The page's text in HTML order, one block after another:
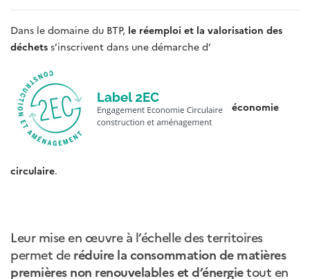
Dans le domaine du BTP, le réemploi et la valorisation des
déchets s’inscrivent dans une démarche d’
économie
circulaire.
Leur mise en œuvre à l’échelle des territoires
permet de réduire la consommation de matières
premières non renouvelables et d’énergietout en